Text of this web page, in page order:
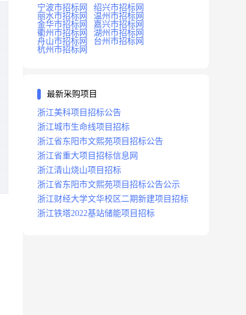
宁波市招标网
绍兴市招标网
丽水市招标网
温州市招标网
金华市招标网
嘉兴市招标网
衢州市招标网
湖州市招标网
舟山市招标网
台州市招标网
杭州市招标网
最新采购项目
浙江美科项目招标公告
浙江城市生命线项目招标
浙江省东阳市文熙苑项目招标公告
浙江省重大项目招标信息网
浙江清山烧山项目招标
浙江省东阳市文熙苑项目招标公告公示
浙江财经大学文华校区二期新建项目招标
浙江铁塔2022基站储能项目招标